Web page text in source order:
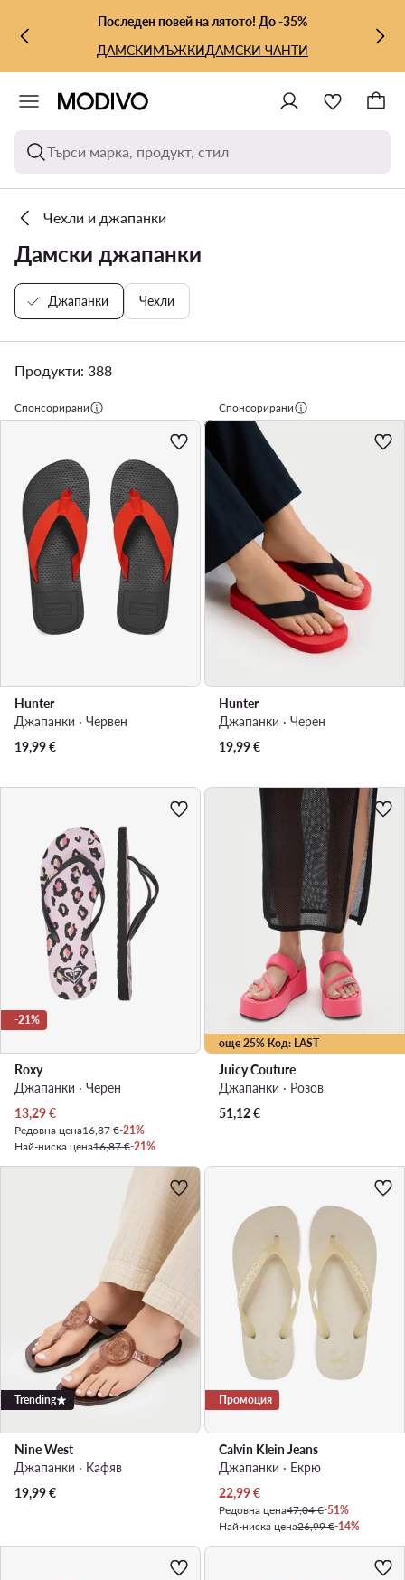
КЪМ ОСНОВНОТО СЪДЪРЖАНИЕ
КЪМ ТЪРСЕНЕПоследен повей на лятото! До -35%
ДАМСКИМЪЖКИДАМСКИ ЧАНТИ
Търси марка, продукт, стил
Чехли и джапанки
Дамски джапанки
Джапанки Чехли
Продукти: 388
Спонсорирани
Hunter
Джапанки · Червен
19,99€
Спонсорирани
Hunter
Джапанки · Черен
19,99€
-21%
Roxy
Джапанки · Черен
Актуална цена
13,29€
Редовна цена16,87 €-21%
Най-ниска цена16,87 €-21%
още 25% Код: LAST
Juicy Couture
Джапанки · Розов
51,12€
Trending
Nine West
Джапанки · Кафяв
19,99€
Промоция
Calvin Klein Jeans
Джапанки · Екрю
Актуална цена
22,99€
Редовна цена47,04 €-51%
Най-ниска цена26,99 €-14%